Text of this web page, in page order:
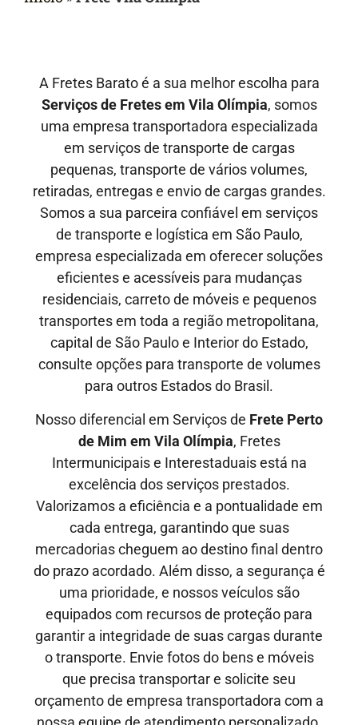
A Fretes Barato é a sua melhor escolha para
Serviços de Fretes em Vila Olímpia, somos
uma empresa transportadora especializada
em serviços de transporte de cargas
pequenas, transporte de vários volumes,
retiradas, entregas e envio de cargas grandes.
Somos a sua parceira confiável em serviços
de transporte e logística em São Paulo,
empresa especializada em oferecer soluções
eficientes e acessíveis para mudanças
residenciais, carreto de móveis e pequenos
transportes em toda a região metropolitana,
capital de São Paulo e Interior do Estado,
consulte opções para transporte de volumes
para outros Estados do Brasil.
Nosso diferencial em Serviços de Frete Perto
de Mim em Vila Olímpia, Fretes
Intermunicipaise Interestaduaisestá na
excelência dos serviços prestados.
Valorizamos a eficiência e a pontualidade em
cada entrega, garantindo que suas
mercadorias cheguem ao destino final dentro
do prazo acordado. Além disso, a segurança é
uma prioridade, e nossos veículos são
equipados com recursos de proteção para
garantir a integridade de suas cargas durante
o transporte. Envie fotos do bens e móveis
que precisa transportar e solicite seu
orçamento de empresa transportadora com a